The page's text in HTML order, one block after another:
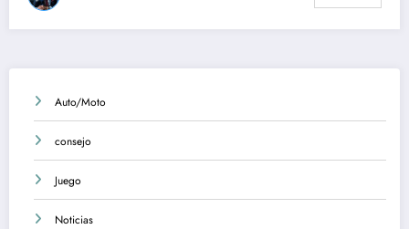
Auto/Moto
consejo
Juego
Noticias